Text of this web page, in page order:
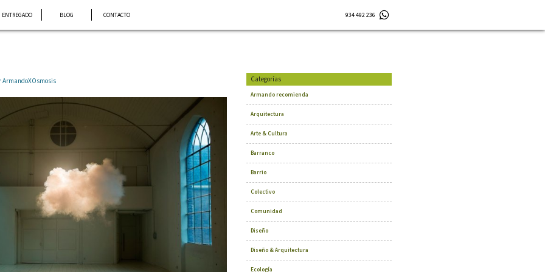
ENTREGADO BLOG CONTACTO 934 492 236
ArmandoXOsmosis
Categorías
Armando recomienda
Arquitectura
Arte & Cultura
Barranco
Barrio
Colectivo
Comunidad
Diseño
Diseño & Arquitectura
Ecología